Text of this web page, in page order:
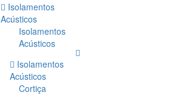
Isolamentos
Acústicos
Isolamentos
Acústicos
Isolamentos
Acústicos
Cortiça